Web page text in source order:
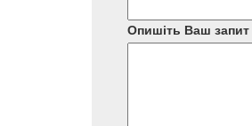
Опишіть Ваш запит